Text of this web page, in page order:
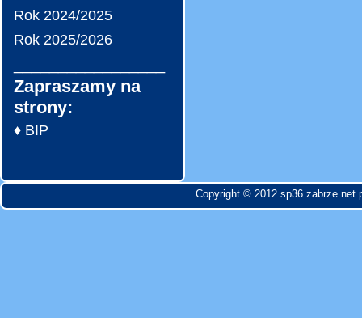
Rok 2024/2025
Rok 2025/2026
Zapraszamy na
strony:
♦ BIP
Copyright © 2012